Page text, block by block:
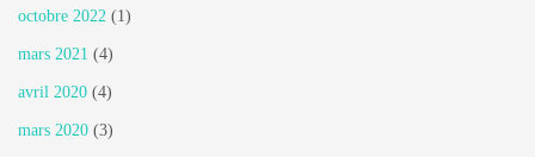
octobre 2022 (1)
mars 2021 (4)
avril 2020 (4)
mars 2020 (3)